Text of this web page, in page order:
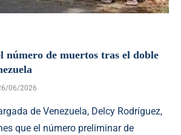
número de muertos tras el doble
06/2026
de Venezuela, Delcy Rodríguez,
que el número preliminar de